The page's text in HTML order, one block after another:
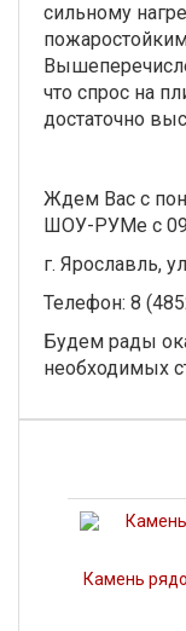
сильному
что спрос на
достаточно
Ждем Вас с
ШОУ-РУМе с
г. Ярославль,
Телефон: 8
Будем рады
необходимых
Камень